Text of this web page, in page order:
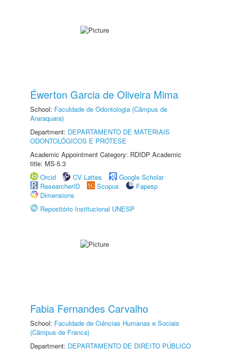
Éwerton Garcia de Oliveira Mima
School: Faculdade de Odontologia (Câmpus de
Araraquara)
Department: DEPARTAMENTO DE MATERIAIS
ODONTOLÓGICOS E PRÓTESE
Academic Appointment Category: RDIDP Academic
title: MS-5.3
Orcid
CV Lattes
Google Scholar
ResearcherID
Scopus
Fapesp
Dimensions
Repositório Institucional UNESP
Fabia Fernandes Carvalho
School: Faculdade de Ciências Humanas e Sociais
(Câmpus de Franca)
Department: DEPARTAMENTO DE DIREITO PÚBLICO